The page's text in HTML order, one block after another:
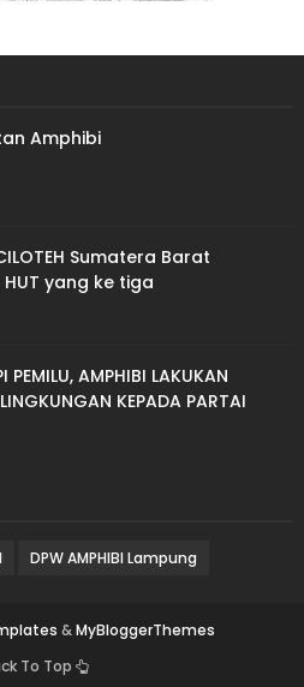
Amphibi
Sumatera Barat
yang ke tiga
PEMILU, AMPHIBI LAKUKAN
KEPADA PARTAI
DPW AMPHIBI Lampung
&MyBloggerThemes
To Top